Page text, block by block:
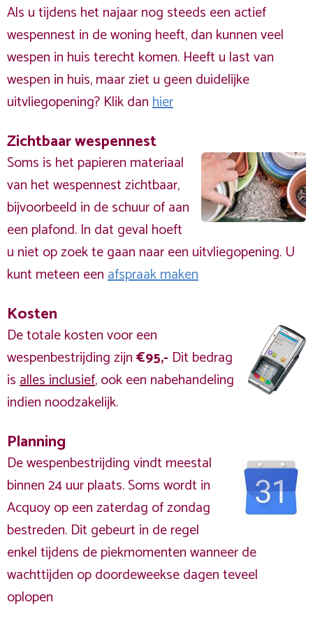
Als u tijdens het najaar nog steeds een actief
wespennest in de woning heeft, dan kunnen veel
wespen in huis terecht komen. Heeft u last van
wespen in huis, maar ziet u geen duidelijke
uitvliegopening? Klik danhier
Zichtbaar wespennest
Soms is het papieren materiaal
van het wespennest zichtbaar,
bijvoorbeeld in de schuur of aan
een plafond. In dat geval hoeft
u niet op zoek te gaan naar een uitvliegopening. U
kunt meteen eenafspraak maken
Kosten
De totale kosten voor een
wespenbestrijding zijn€95,- Dit bedrag
isalles inclusief, ook een nabehandeling
indien noodzakelijk.
Planning
De wespenbestrijding vindt meestal
binnen 24 uur plaats. Soms wordt in
Acquoy op een zaterdag of zondag
bestreden. Dit gebeurt in de regel
enkel tijdens de piekmomenten wanneer de
wachttijden op doordeweekse dagen teveel
oplopen